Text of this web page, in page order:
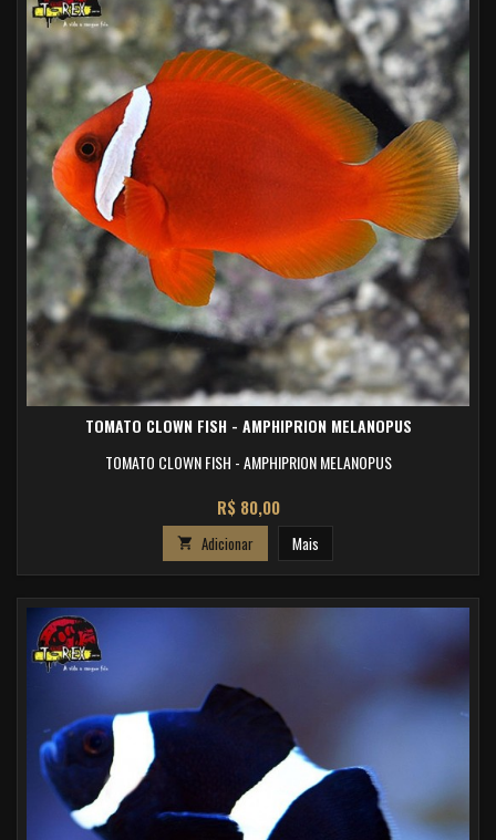
TOMATO CLOWN FISH - AMPHIPRION MELANOPUS
TOMATO CLOWN FISH - AMPHIPRION MELANOPUS
Preço
R$ 80,00
 Adicionar Mais